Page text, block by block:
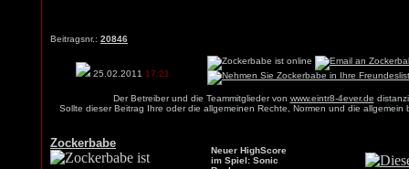
Beitragsnr.: 20846
25.02.2011 17:21
Der Betreiber und die Teammitglieder von www.eintr8-4ever.de
Sollte dieser Beitrag Ihre oder die allgemeinen Rechte, Normen und die
Zockerbabe
Neuer HighScore
im Spiel: Sonic